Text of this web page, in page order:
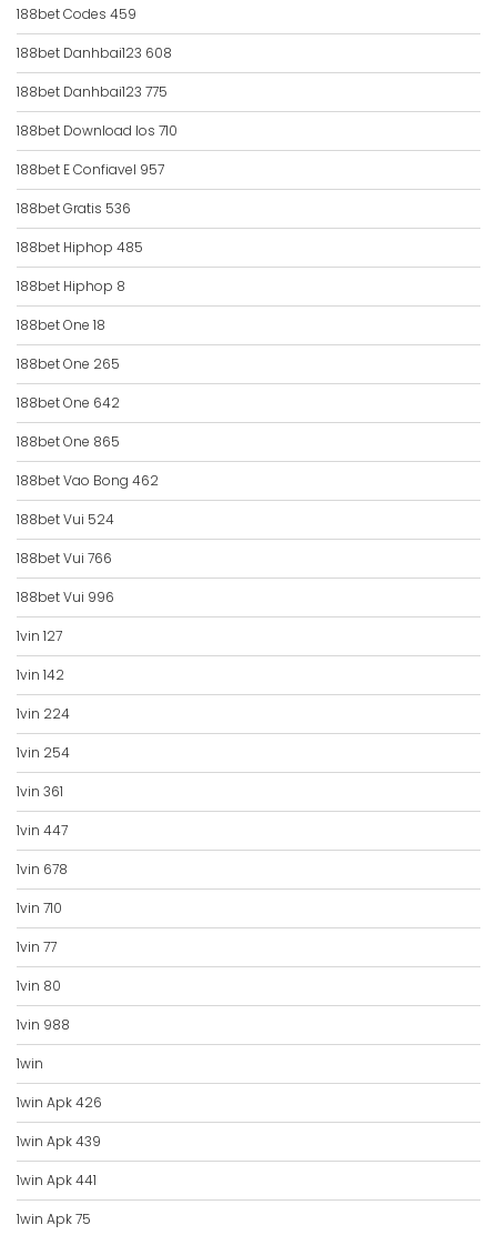
188bet Codes 459
188bet Danhbai123 608
188bet Danhbai123 775
188bet Download Ios 710
188bet E Confiavel 957
188bet Gratis 536
188bet Hiphop 485
188bet Hiphop 8
188bet One 18
188bet One 265
188bet One 642
188bet One 865
188bet Vao Bong 462
188bet Vui 524
188bet Vui 766
188bet Vui 996
1vin 127
1vin 142
1vin 224
1vin 254
1vin 361
1vin 447
1vin 678
1vin 710
1vin 77
1vin 80
1vin 988
1win
1win Apk 426
1win Apk 439
1win Apk 441
1win Apk 75